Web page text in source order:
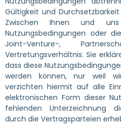
Gültigkeit und
Zwischen Ihnen und
Nutzungsbedingungen oder
Joint-Venture-,
Vertretungsverhältnis. Sie
dass diese
werden können, nur weil
verzichten hiermit auf alle
elektronischen Form dieser
fehlenden Unterzeichnung
durch die Vertragsparteien